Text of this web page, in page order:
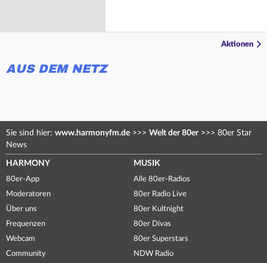
Aktionen
AUS DEM NETZ
Sie sind hier: www.harmonyfm.de >>> Welt der 80er >>> 80er Star
News
HARMONY
80er-App
Moderatoren
Über uns
Frequenzen
Webcam
Community
MUSIK
Alle 80er-Radios
80er Radio Live
80er Kultnight
80er Divas
80er Superstars
NDW Radio